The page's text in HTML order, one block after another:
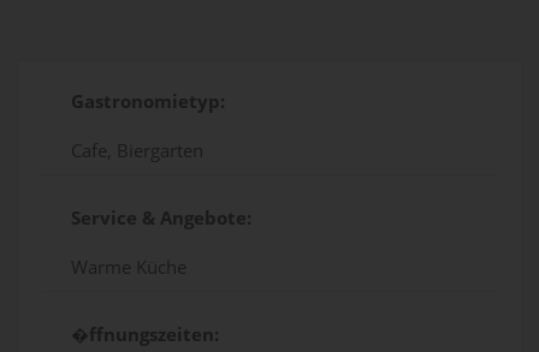
Gastronomietyp:
Cafe, Biergarten
Service & Angebote:
Warme Küche
�ffnungszeiten: